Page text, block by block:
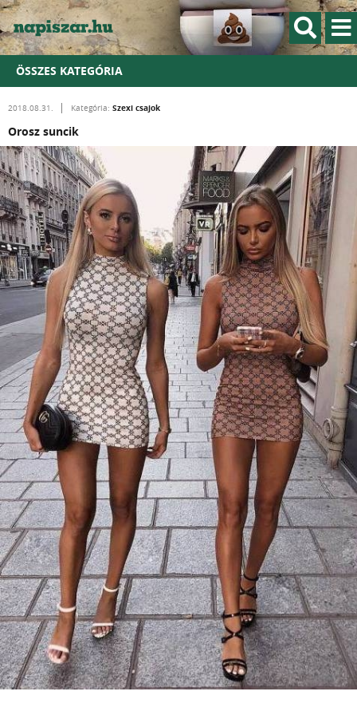
ÖSSZES KATEGÓRIA
2018.08.31. Kategória: Szexi csajok
Orosz suncik